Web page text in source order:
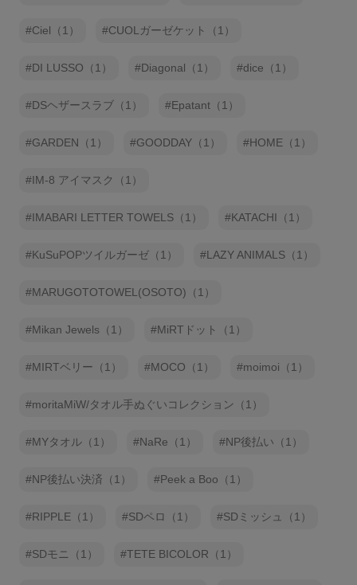
Ciel（1） CUOLガーゼケット（1）
DI LUSSO（1） Diagonal（1） dice（1）
DSヘザースラブ（1） Epatant（1）
GARDEN（1） GOODDAY（1） HOME（1）
IM-8 アイマスク（1）
IMABARI LETTER TOWELS（1） KATACHI（1）
KuSuPOPツイルガーゼ（1） LAZY ANIMALS（1）
MARUGOTOTOWEL(OSOTO)（1）
Mikan Jewels（1） MiRTドット（1）
MIRTベリー（1） MOCO（1） moimoi（1）
moritaMiW/タオル手ぬぐいコレクション（1）
MYタオル（1） NaRe（1） NP後払い（1）
NP後払い決済（1） Peek a Boo（1）
RIPPLE（1） SDペロ（1） SDミッシュ（1）
SDモニ（1） TETE BICOLOR（1）